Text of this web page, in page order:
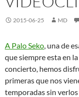
2015-06-25 MD
A Palo Seko, una de
que siempre esta en
concierto, hemos
primeras que nos
temporadas sin